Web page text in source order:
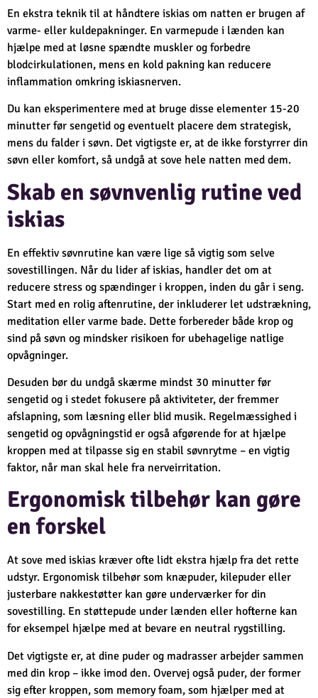
En ekstra teknik til at håndtere iskias om natten er brugen af
varme- eller kuldepakninger. En varmepude i lænden kan
hjælpe med at løsne spændte muskler og forbedre
blodcirkulationen, mens en kold pakning kan reducere
inflammation omkring iskiasnerven.
Du kan eksperimentere med at bruge disse elementer 15-20
minutter før sengetid og eventuelt placere dem strategisk,
mens du falder i søvn. Det vigtigste er, at de ikke forstyrrer din
søvn eller komfort, så undgå at sove hele natten med dem.
Skab en søvnvenlig rutine ved
iskias
En effektiv søvnrutine kan være lige så vigtig som selve
sovestillingen. Når du lider af iskias, handler det om at
reducere stress og spændinger i kroppen, inden du går i seng.
Start med en rolig aftenrutine, der inkluderer let udstrækning,
meditation eller varme bade. Dette forbereder både krop og
sind på søvn og mindsker risikoen for ubehagelige natlige
opvågninger.
Desuden bør du undgå skærme mindst 30 minutter før
sengetid og i stedet fokusere på aktiviteter, der fremmer
afslapning, som læsning eller blid musik. Regelmæssighed i
sengetid og opvågningstid er også afgørende for at hjælpe
kroppen med at tilpasse sig en stabil søvnrytme – en vigtig
faktor, når man skal hele fra nerveirritation.
Ergonomisk tilbehør kan gøre
en forskel
At sove med iskias kræver ofte lidt ekstra hjælp fra det rette
udstyr. Ergonomisk tilbehør som knæpuder, kilepuder eller
justerbare nakkestøtter kan gøre underværker for din
sovestilling. En støttepude under lænden eller hofterne kan
for eksempel hjælpe med at bevare en neutral rygstilling.
Det vigtigste er, at dine puder og madrasser arbejder sammen
med din krop – ikke imod den. Overvej også puder, der former
sig efter kroppen, som memory foam, som hjælper med at